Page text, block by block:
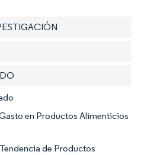
en Productos Alimenticios
de Productos